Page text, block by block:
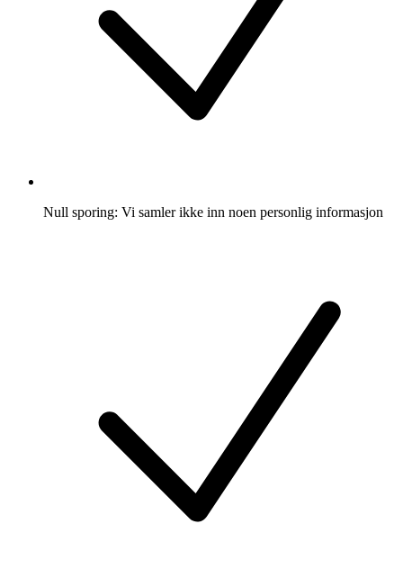
Null sporing: Vi samler ikke inn noen personlig informasjon